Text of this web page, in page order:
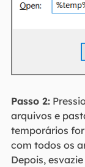
Passo 2:
arquivos e
temporários
com todos os
Depois,